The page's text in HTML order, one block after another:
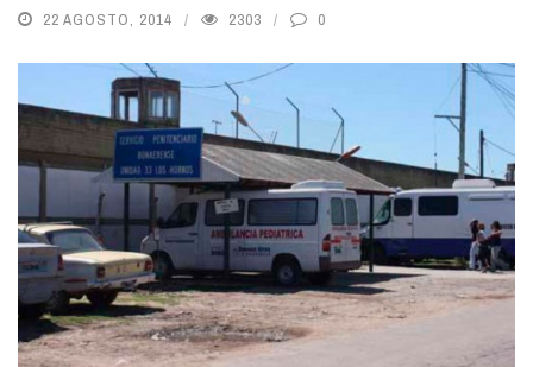
22 AGOSTO, 2014 2303 0